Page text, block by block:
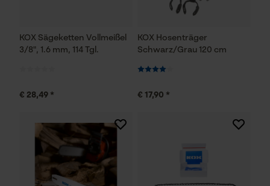
KOX Sägeketten Vollmeißel
3/8", 1.6 mm, 114 Tgl.
€ 28,49 *
KOX Hosenträger
Schwarz/Grau 120 cm
€ 17,90 *